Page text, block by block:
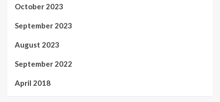
October 2023
September 2023
August 2023
September 2022
April 2018